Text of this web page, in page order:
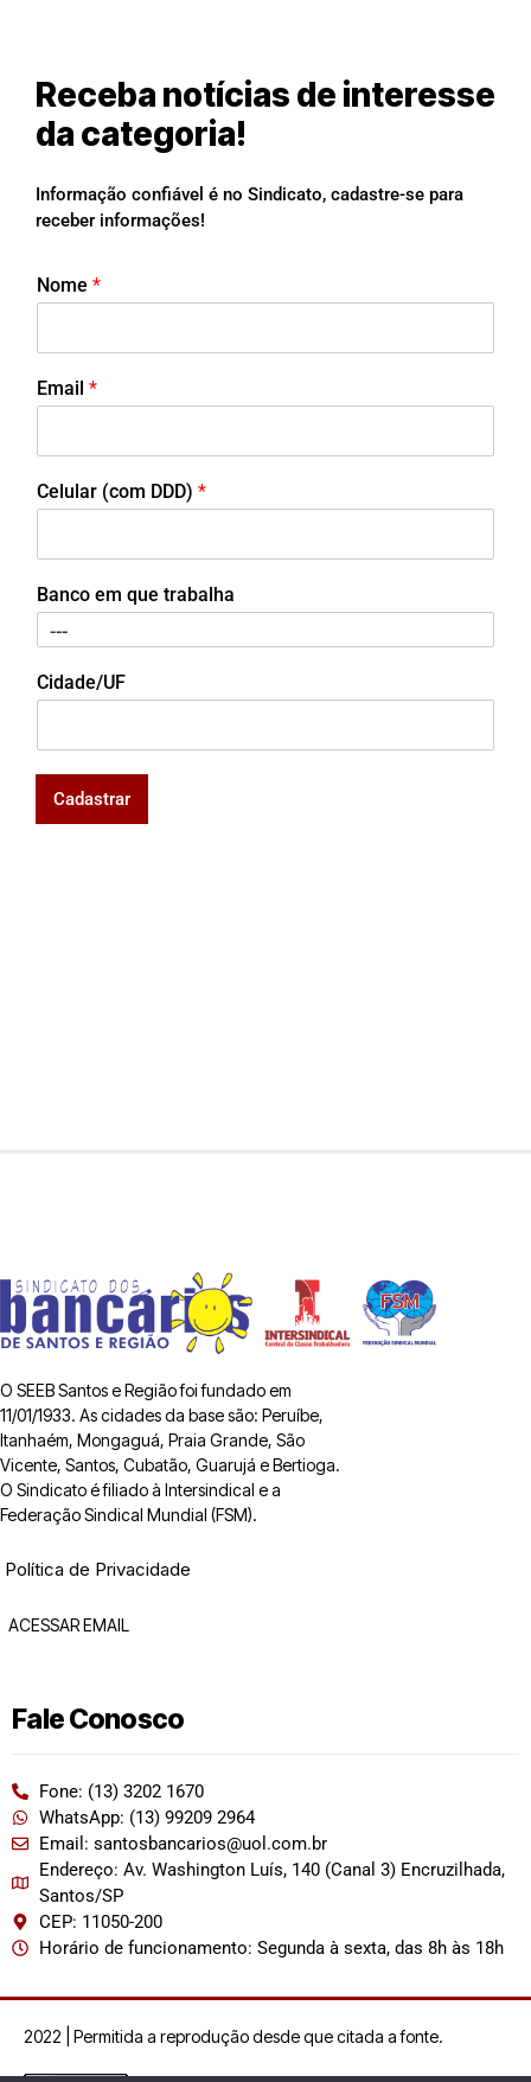
Receba notícias de interesse
da categoria!
Informação confiável é no Sindicato, cadastre-se para
receber informações!
Nome *
Email *
Celular (com DDD) *
Banco em que trabalha
Cidade/UF
Cadastrar
O SEEB Santos e Região foi fundado em
11/01/1933. As cidades da base são: Peruíbe,
Itanhaém, Mongaguá, Praia Grande, São
Vicente, Santos, Cubatão, Guarujá e Bertioga.
O Sindicato é filiado à Intersindical e a
Federação Sindical Mundial (FSM).
Política de Privacidade
ACESSAR EMAIL
Fale Conosco
Fone: (13) 3202 1670
WhatsApp: (13) 99209 2964
Email: santosbancarios@uol.com.br
Endereço: Av. Washington Luís, 140 (Canal 3) Encruzilhada,
Santos/SP
CEP: 11050-200
Horário de funcionamento: Segunda à sexta, das 8h às 18h
2022 | Permitida a reprodução desde que citada a fonte.